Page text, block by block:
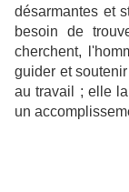
désarmantes et
besoin de
cherchent,
guider et
au travail ; elle
un